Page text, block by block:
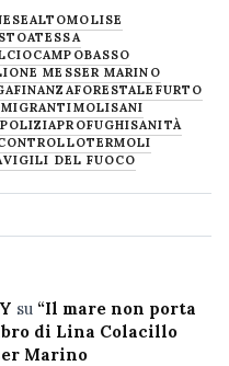
ALTOMOLISE
ATESSA
CAMPOBASSO
MESSER MARINO
FINANZAFORESTALE FURTO
MIGRANTIMOLISANI
POLIZIAPROFUGHISANITÀ
TERMOLI
VIGILI DEL FUOCO
su “Il mare non porta
di Lina Colacillo
Marino